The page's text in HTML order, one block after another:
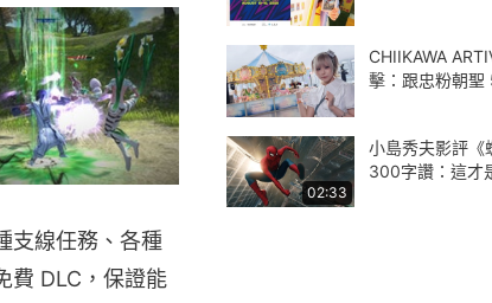
支線任務、各種
費 DLC，保證能
CHIIKAWA
擊：跟忠粉朝聖
02:33
小島秀夫影評《
300字讚：這才